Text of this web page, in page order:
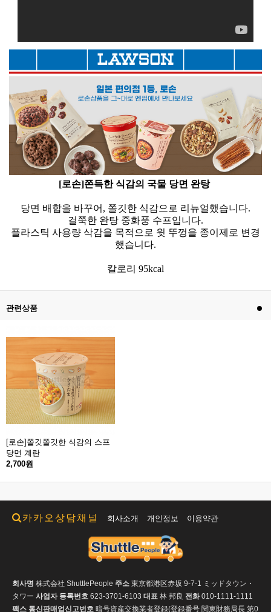
[로손]쫀득한 식감의 국물 당면 완탕
당면 배합을 바꾸어, 쫄깃한 식감으로 리뉴얼했습니다.
걸쭉한 완탕 중화풍 수프입니다.
플라스틱 사용량 삭감을 목적으로 윗 뚜껑을 종이제로 변경
했습니다.
칼로리 95kcal
관련상품
[로손]쫄깃쫄깃한 식감의 스프
당면 계란
2,700원
카카오상담채널 회사소개 개인정보 이용약관
회사명 株式会社 ShuttlePeople 주소 東京都港区赤坂 9-7-1 ミッドタウン・
タワー 사업자 등록번호 623-3701-6103 대표 林 邦良 전화010-1111-1111
팩스 통신판매업신고번호 暗号資産交換業者登録(登録番号 関東財務局長 第0